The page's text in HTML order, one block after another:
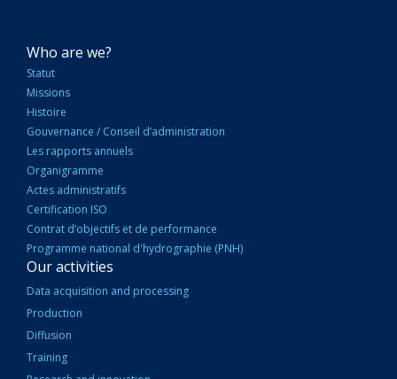
NAVIGATION
PRINCIPALE
Who are we?
Statut
Missions
Histoire
Gouvernance / Conseil d’administration
Les rapports annuels
Organigramme
Actes administratifs
Certification ISO
Contrat d’objectifs et de performance
Programme national d'hydrographie (PNH)
Our activities
Data acquisition and processing
Production
Diffusion
Training